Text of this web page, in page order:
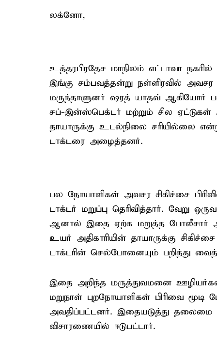
லக்னோ,
உத்தரபிரதேச மாநிலம் எட்டாவா
இங்கு சம்பவத்தன்று நள்ளிரவில் அவசர
மருந்தாளுனர் ஷரத் யாதவ் ஆகியோர்
சப்-இன்ஸ்பெக்டர் மற்றும் சில
தாயாருக்கு உடல்நிலை சரியில்லை
டாக்டரை அழைத்தனர்.
பல நோயாளிகள் அவசர சிகிச்சை
டாக்டர் மறுப்பு தெரிவித்தார். வேறு
ஆனால் இதை ஏற்க மறுத்த போலீசார்
உயர் அதிகாரியின் தாயாருக்கு
டாக்டரின் செல்போனையும் பறித்து
இதை அறிந்த மருத்துவமனை
மறுநாள் புறநோயாளிகள் பிரிவை
அவதிப்பட்டனர். இதையடுத்து தலைமை
விசாரணையில் ஈடுபட்டார்.